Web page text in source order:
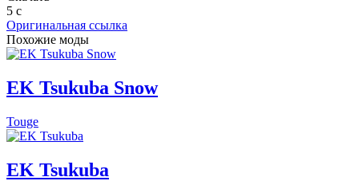
4 с
Оригинальная ссылка
Похожие моды
EK Tsukuba Snow
Touge
EK Tsukuba